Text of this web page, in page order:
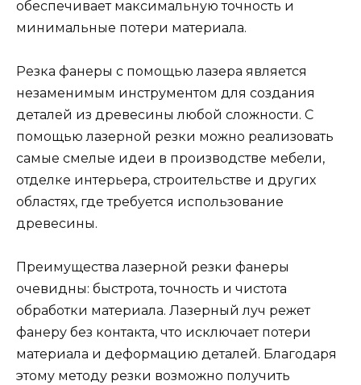
обеспечивает максимальную точность и
минимальные потери материала.
Резка фанеры с помощью лазера является
незаменимым инструментом для создания
деталей из древесины любой сложности. С
помощью лазерной резки можно реализовать
самые смелые идеи в производстве мебели,
отделке интерьера, строительстве и других
областях, где требуется использование
древесины.
Преимущества лазерной резки фанеры
очевидны: быстрота, точность и чистота
обработки материала. Лазерный луч режет
фанеру без контакта, что исключает потери
материала и деформацию деталей. Благодаря
этому методу резки возможно получить